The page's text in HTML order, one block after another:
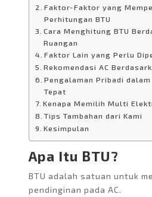
Faktor-Faktor yang
Perhitungan BTU
Cara Menghitung BTU
Ruangan
Faktor Lain yang Perlu
Rekomendasi AC
Pengalaman Pribadi
Tepat
Kenapa Memilih Multi
Tips Tambahan dari Kami
Kesimpulan
Apa Itu BTU?
BTU adalah satuan untuk
pendinginan pada AC.